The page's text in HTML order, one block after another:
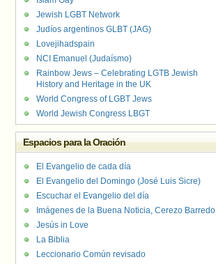
Jewish LGBT Network
Judíos argentinos GLBT (JAG)
Lovejihadspain
NCI Emanuel (Judaísmo)
Rainbow Jews – Celebrating LGTB Jewish
History and Heritage in the UK
World Congress of LGBT Jews
World Jewish Congress LBGT
Espacios para la Oración
El Evangelio de cada día
El Evangelio del Domingo (José Luis Sicre)
Escuchar el Evangelio del día
Imágenes de la Buena Noticia, Cerezo Barredo
Jesús in Love
La Biblia
Leccionario Común revisado